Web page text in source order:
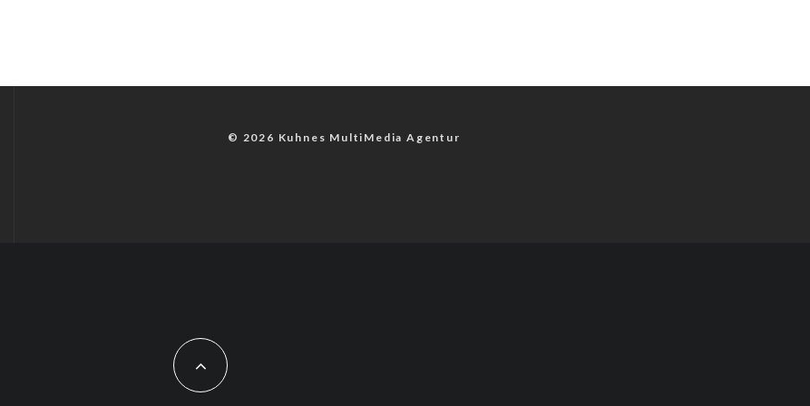
© 2026 Kuhnes MultiMedia Agentur